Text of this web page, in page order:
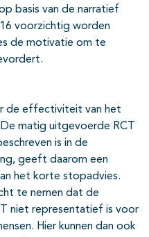
basis van de narratief
voorzichtig worden
de motivatie om te
de effectiviteit van het
matig uitgevoerde RCT
is in de
geeft daarom een
het korte stopadvies.
te nemen dat de
niet representatief is voor
Hier kunnen dan ook